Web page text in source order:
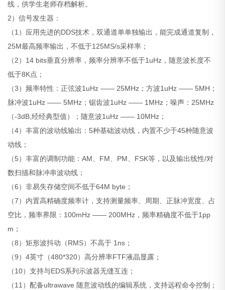
线，供学生老师存档解析。
2）信号发生器：
（1）应用先进的DDS技术，双通道单单独输出，能完成通道复制，
25M最高频率输出，不低于125MS/s采样率；
（2）14 bits垂直分辨率，频率分辨率不低于1uHz，随意波长度不
低于8K点；
（3）频率特性：正弦波1uHz —— 25MHz；方波1uHz —— 5MH；
脉冲波1uHz —— 5MHz；锯齿波1uHz —— 1MHz；噪声：25MHz
（-3dB,经经典型值）；随意波1uHz —— 10MHz；
（4）丰富的波动线输出：5种基础波动线，内置不少于45种随意波
动线；
（5）丰富的调制功能：AM、FM、PM、FSK等，以及输出线性/对
数扫描和脉冲串波动线；
（6）非易失存储空间不低于64M byte；
（7）内置高精确度频率计，支持测量频率、周期、正脉冲宽度、占
空比，频率界限：100mHz —— 200MHz，频率精确度不低于1pp
m；
（8）矩形波抖动（RMS）不高于 1ns；
（9）4英寸（480*320）高分辨率FTF液晶显露；
（10）支持与EDS系列示波器无缝互连；
（11）配备ultrawave 随意波动线的编辑系统，支持远程命令控制；